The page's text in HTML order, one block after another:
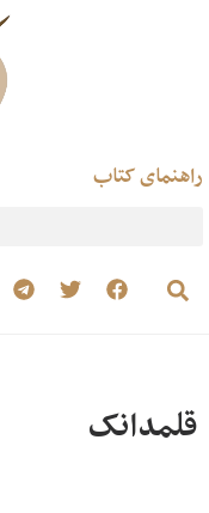
راهنمای کتاب
قلمدانک